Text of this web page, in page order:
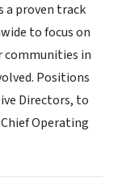
a proven track
to focus on
communities in
Positions
Directors, to
Operating